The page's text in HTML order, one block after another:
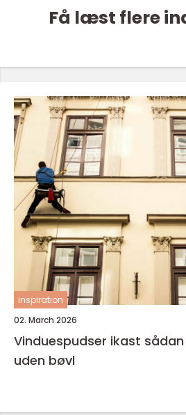
Få læst flere
inspiration
02. March 2026
Vinduespudser ikast sådan får du rene ruder
uden bøvl